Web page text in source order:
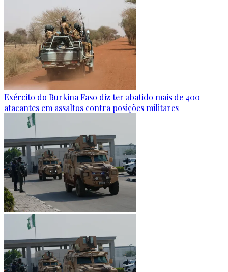
Exército do Burkina Faso diz ter abatido mais de 400
atacantes em assaltos contra posições militares